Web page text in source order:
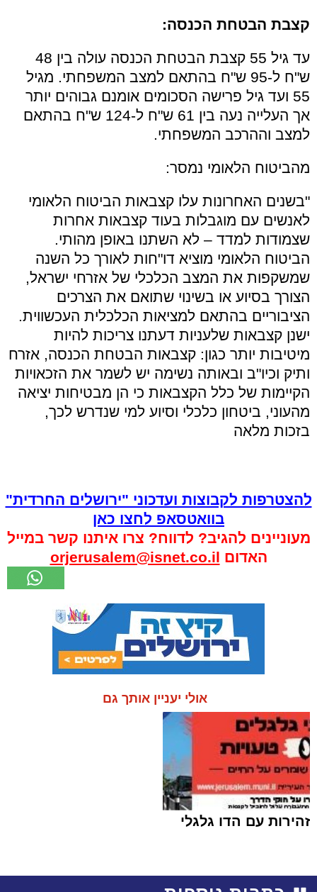
קצבת הבטחת הכנסה:
עד גיל 55 קצבת הבטחת הכנסה עולה בין 48
ש"ח ל-95 ש"ח בהתאם למצב המשפחתי. מגיל
55 ועד גיל פרישה הסכומים אומנם גבוהים יותר
אך העלייה נעה בין 61 ש"ח ל-124 ש"ח בהתאם
למצב וההרכב המשפחתי.
מהביטוח הלאומי נמסר:
"בשנים האחרונות עלו קצבאות הביטוח הלאומי
לאנשים עם מוגבלות בעוד קצבאות אחרות
שצמודות למדד – לא השתנו באופן מהותי.
הביטוח הלאומי מוציא דו"חות לאורך כל השנה
שמשקפות את המצב הכלכלי של אזרחי ישראל,
הצורך בסיוע או בשינוי שתואם את הצרכים
הציבוריים בהתאם למציאות הכלכלית העכשווית.
ישנן קצבאות שלעניות דעתנו צריכות להיות
מיטיבות יותר כגון: קצבאות הבטחת הכנסה, אזרח
ותיק וכיו"ב ובאותה נשימה יש לשמר את הזכאויות
הקיימות של כלל הקצבאות כי הן מבטיחות יציאה
מהעוני, ביטחון כלכלי וסיוע למי שנדרש לכך,
בזכות מלאה
להצטרפות לקבוצות ועדכוני "ירושלים החרדית"
בוואטסאפ לחצו כאן
מעוניינים להגיב? לדווח? צרו איתנו קשר במייל
האדום orjerusalem@isnet.co.il
אולי יעניין אותך גם
זהירות עם הדו גלגלי